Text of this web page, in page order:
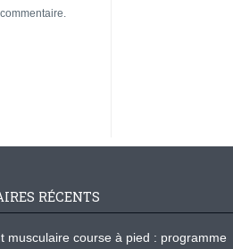
RÉCENTS
musculaire course à pied : programme